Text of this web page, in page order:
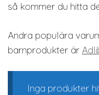
så kommer du hitta
Andra populära
barnprodukter är
Inga produkter